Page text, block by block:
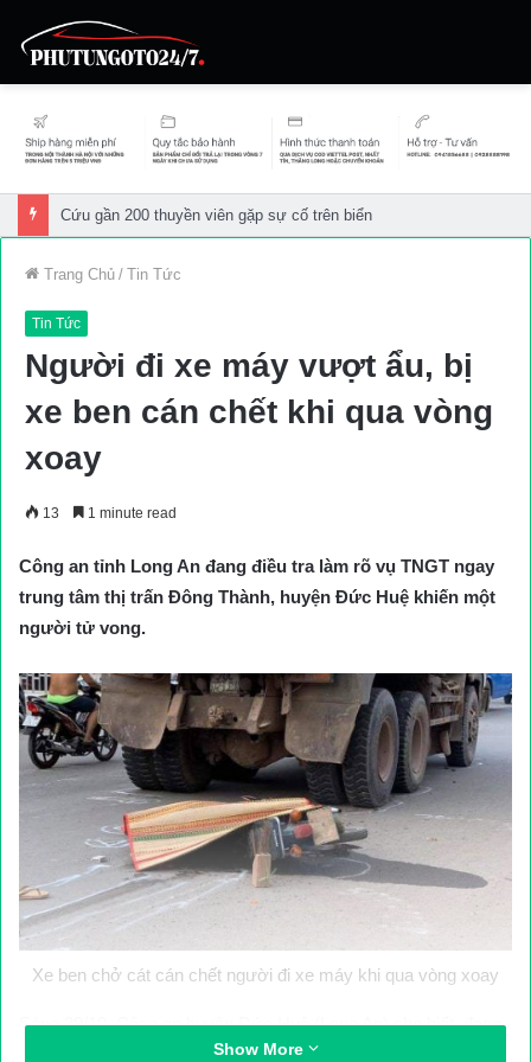
Cứu gần 200 thuyền viên gặp sự cố trên biển
Trang Chủ / Tin Tức
Tin Tức
Người đi xe máy vượt ẩu, bị
xe ben cán chết khi qua vòng
xoay
13 1 minute read
Công an tỉnh Long An đang điều tra làm rõ vụ TNGT ngay
trung tâm thị trấn Đông Thành, huyện Đức Huệ khiến một
người tử vong.
Xe ben chở cát cán chết người đi xe máy khi qua vòng xoay
Sáng 29/10, Công an huyệnĐức Huệ (Long An) cho biết, đang
điều tra làm rõ vụ TNGT ngay trung tâm thị trấn Đông Thành,
Show More